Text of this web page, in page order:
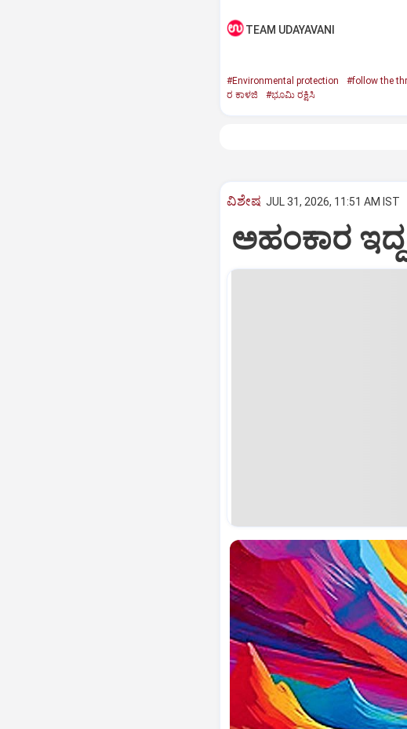
TEAM UDAYAVANI
#Environmental protection #follow the
ರ ಕಾಳಜಿ
#ಭೂಮಿ ರಕ್ಷಿಸಿ
ವಿಶೇಷ JUL 31, 2026, 11:51 AM IST
ಅಹಂಕಾರ